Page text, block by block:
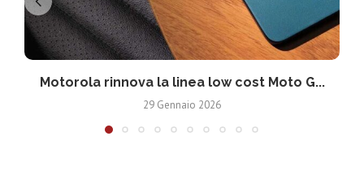
Motorola rinnova la linea low cost Moto G...
29 Gennaio 2026